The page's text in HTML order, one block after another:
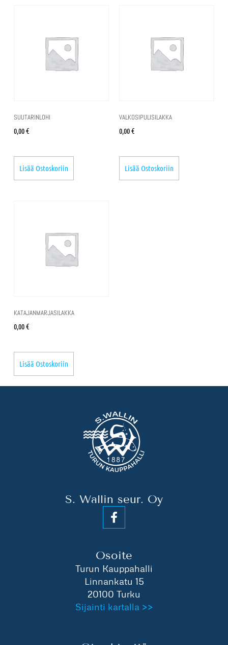
SUUTARINLOHI
0,00€
Lisää Ostoskoriin
VALKOSIPULISILAKKA
0,00€
Lisää Ostoskoriin
KATAJANMARJASILAKKA
0,00€
Lisää Ostoskoriin
S. Wallin seur. Oy
Osoite
Turun Kauppahalli
Linnankatu 15
20100 Turku
Sijainti kartalla >>